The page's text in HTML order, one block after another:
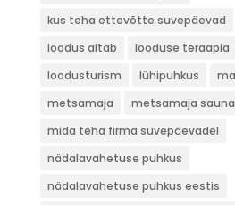
kus teha ettevõtte suvepäevad
loodus aitab
looduse teraapia
loodusturism
lühipuhkus
metsamaja
metsamaja
mida teha firma suvepäevadel
nädalavahetuse puhkus
nädalavahetuse puhkus eestis